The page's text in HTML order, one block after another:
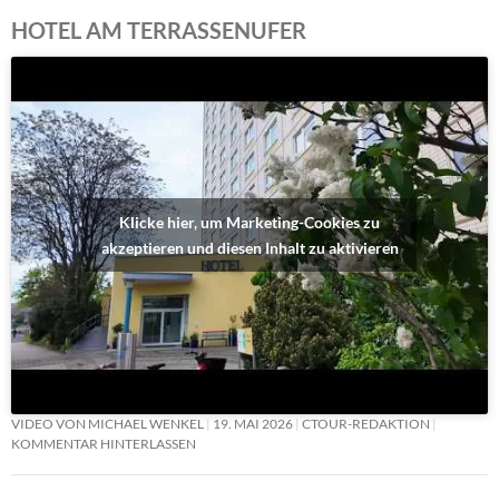
HOTEL AM TERRASSENUFER
Klicke hier, um Marketing-Cookies zu
akzeptieren und diesen Inhalt zu aktivieren
VIDEO VON MICHAEL WENKEL 19. MAI 2026 CTOUR-REDAKTION
KOMMENTAR HINTERLASSEN